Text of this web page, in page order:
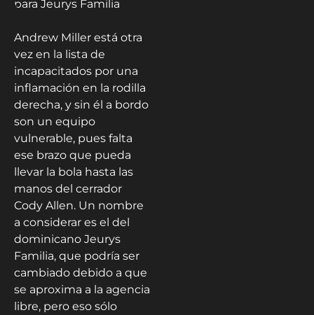
Andrew Miller está otra
vez en la lista de
incapacitados por una
inflamación en la rodilla
derecha, y sin él a bordo
son un equipo
vulnerable, pues falta
ese brazo que pueda
llevar la bola hasta las
manos del cerrador
Cody Allen. Un nombre
a considerar es el del
dominicano Jeurys
Familia, que podría ser
cambiado debido a que
se aproxima a la agencia
libre, pero eso sólo